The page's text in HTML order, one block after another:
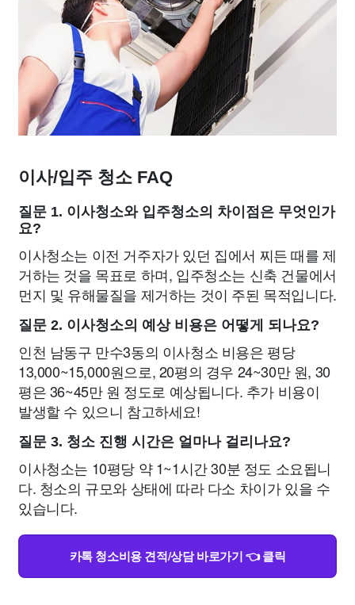
이사/입주 청소 FAQ
질문 1. 이사청소와 입주청소의 차이점은 무엇인가
요?
이사청소는 이전 거주자가 있던 집에서 찌든 때를 제
거하는 것을 목표로 하며, 입주청소는 신축 건물에서
먼지 및 유해물질을 제거하는 것이 주된 목적입니다.
질문 2. 이사청소의 예상 비용은 어떻게 되나요?
인천 남동구 만수3동의 이사청소 비용은 평당
13,000~15,000원으로, 20평의 경우 24~30만 원, 30
평은 36~45만 원 정도로 예상됩니다. 추가 비용이
발생할 수 있으니 참고하세요!
질문 3. 청소 진행 시간은 얼마나 걸리나요?
이사청소는 10평당 약 1~1시간 30분 정도 소요됩니
다. 청소의 규모와 상태에 따라 다소 차이가 있을 수
있습니다.
카톡 청소비용 견적/상담 바로가기 👈 클릭